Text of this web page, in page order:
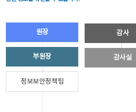
원장
부원장
정보보안정책팀
감사
감사실